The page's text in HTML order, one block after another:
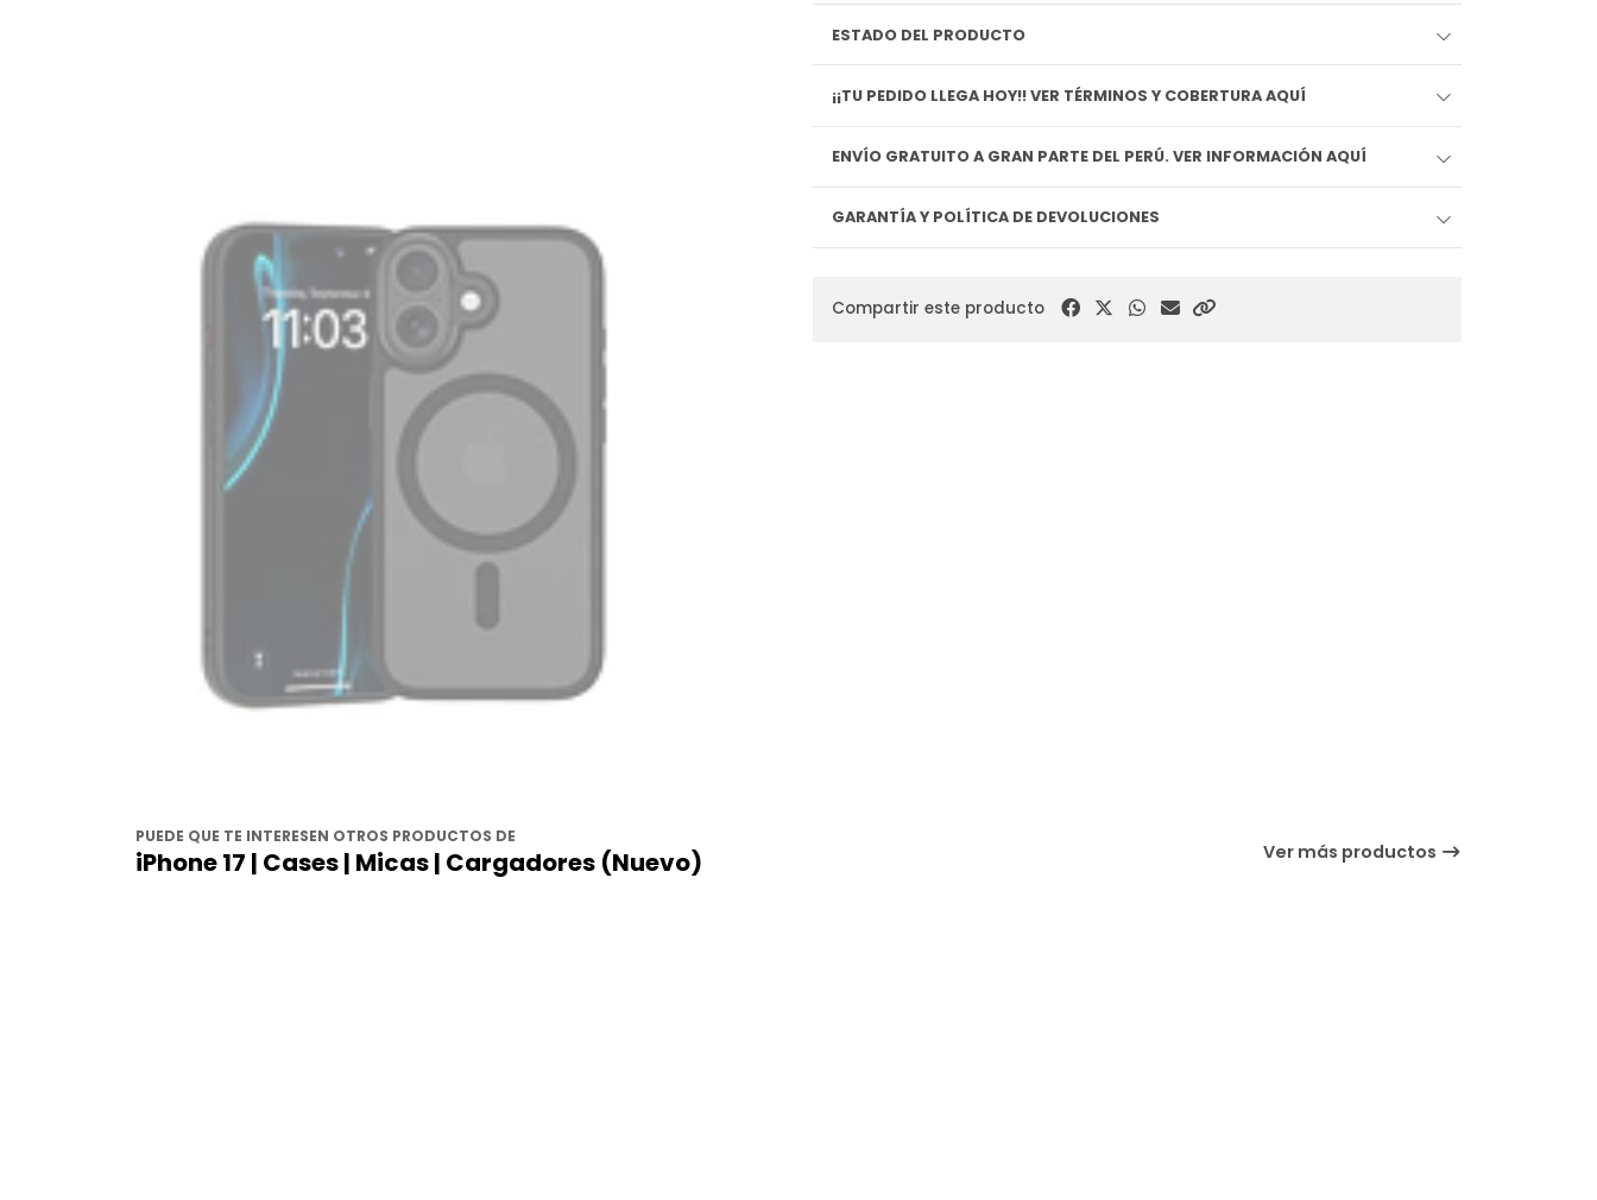
ESTADO DEL PRODUCTO
¡¡TU PEDIDO LLEGA HOY!! VER TÉRMINOS Y COBERTURA AQUÍ
ENVÍO GRATUITO A GRAN PARTE DEL PERÚ. VER INFORMACIÓN AQUÍ
GARANTÍA Y POLÍTICA DE DEVOLUCIONES
Compartir este producto
PUEDE QUE TE INTERESEN OTROS PRODUCTOS DE
iPhone 17 | Cases | Micas | Cargadores (Nuevo) Ver más productos